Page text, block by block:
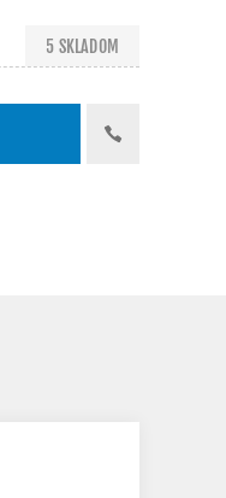
5 SKLADOM